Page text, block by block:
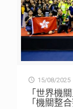
15/08/2025
「世界機
「機關整